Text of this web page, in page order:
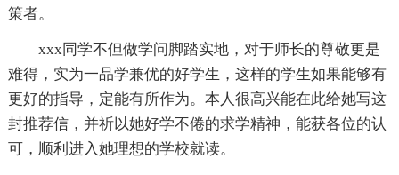
策者。
xxx同学不但做学问脚踏实地，对于师长的尊敬更是
难得，实为一品学兼优的好学生，这样的学生如果能够有
更好的指导，定能有所作为。本人很高兴能在此给她写这
封推荐信，并祈以她好学不倦的求学精神，能获各位的认
可，顺利进入她理想的学校就读。